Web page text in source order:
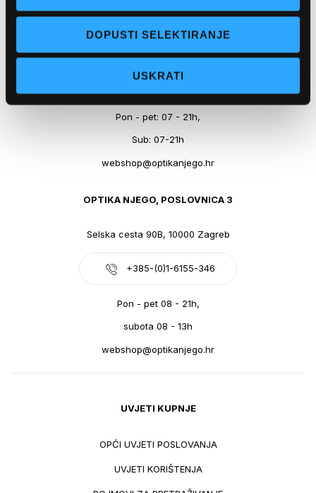
DOPUSTI SELEKTIRANJE
USKRATI
OPTIKA NJEGO, POSLOVNICA 2
+385-(0)21-612-709
Pon - pet: 07 - 21h,
Sub: 07-21h
webshop@optikanjego.hr
OPTIKA NJEGO, POSLOVNICA 3
Selska cesta 90B, 10000 Zagreb
+385-(0)1-6155-346
Pon - pet 08 - 21h,
subota 08 - 13h
webshop@optikanjego.hr
UVJETI KUPNJE
OPĆI UVJETI POSLOVANJA
UVJETI KORIŠTENJA